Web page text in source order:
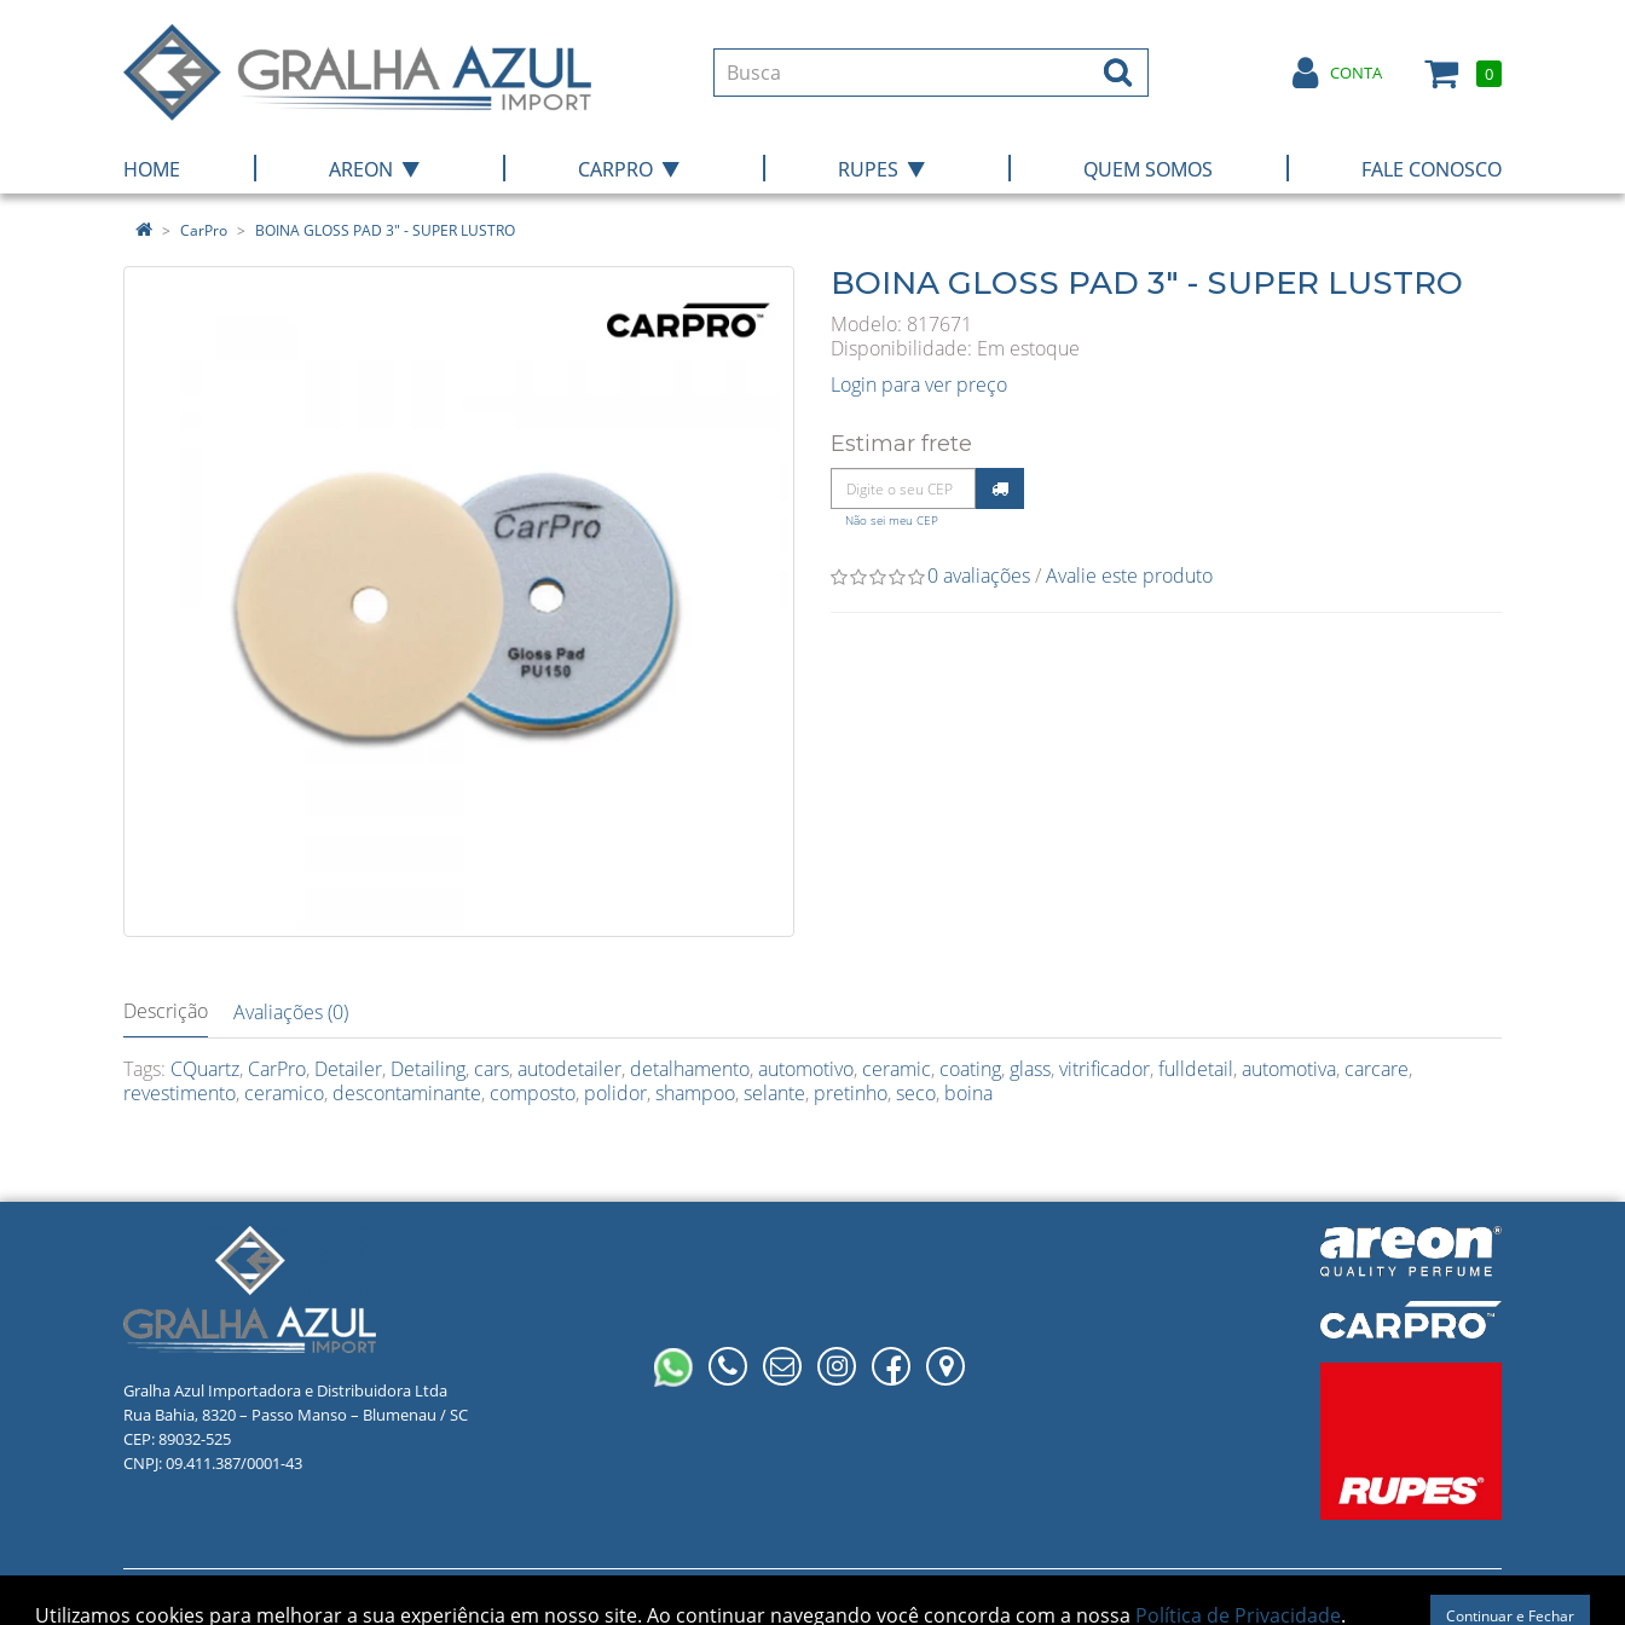
CONTA 0
HOME | AREON | CARPRO | RUPES | QUEM SOMOS | FALE CONOSCO
CarPro BOINA GLOSS PAD 3" - SUPER LUSTRO
BOINA GLOSS PAD 3" - SUPER LUSTRO
Modelo: 817671
Disponibilidade: Em estoque
Login para ver preço
Estimar frete
Não sei meu CEP
0 avaliações/Avalie este produto
Descrição Avaliações (0)
Tags: CQuartz, CarPro, Detailer, Detailing, cars,autodetailer, detalhamento,automotivo, ceramic, coating, glass,vitrificador,fulldetail,automotiva, carcare,
revestimento, ceramico, descontaminante, composto, polidor,shampoo,selante, pretinho,seco, boina
Gralha Azul Importadora e Distribuidora Ltda
Rua Bahia, 8320 – Passo Manso – Blumenau / SC
CEP: 89032-525
CNPJ: 09.411.387/0001-43
Gralha Azul © 2026 | Desenvolvido por88digital
Utilizamos cookies para melhorar a sua experiência em nosso site. Ao continuar navegando você concorda com a nossa Política de Privacidade. Continuar e Fechar